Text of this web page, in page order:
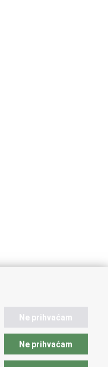
Ne prihvaćam
Ne prihvaćam